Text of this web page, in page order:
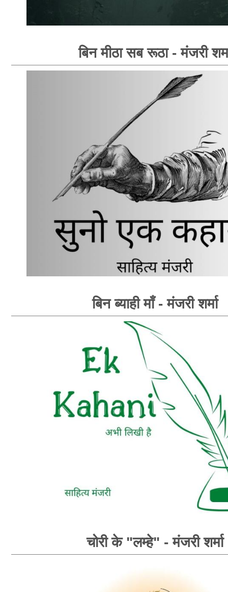
बिन मीठा सब रूठा - मंजरी
बिन ब्याही माँ - मंजरी शर्मा
चोरी के "लम्हे" - मंजरी शर्मा